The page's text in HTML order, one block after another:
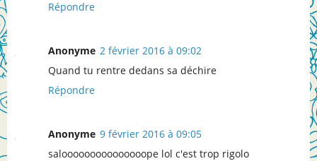
Répondre
Anonyme 2 février 2016 à 09:02
Quand tu rentre dedans sa déchire
Répondre
Anonyme 9 février 2016 à 09:05
salooooooooooooooope lol c'est trop rigolo